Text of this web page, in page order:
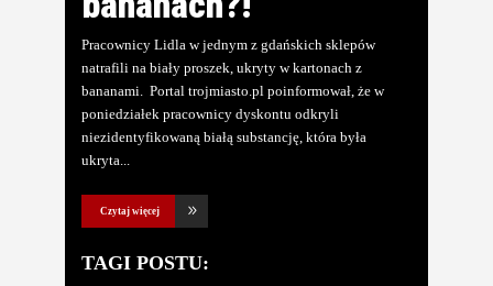
Pracownicy Lidla w jednym z gdańskich sklepów
natrafili na biały proszek, ukryty w kartonach z
bananami. Portal trojmiasto.pl poinformował, że w
poniedziałek pracownicy dyskontu odkryli
niezidentyfikowaną białą substancję, która była
ukryta
Czytaj więcej
TAGI POSTU: